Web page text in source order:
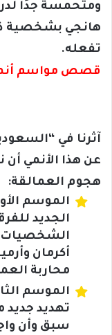
ومتحمسة جدًا
هانجي بشخصية
تفعله.
قصص مواسم
آثرنا في
عن هذا الأنمي
هجوم العمالقة:
الموسم
الجديد
الشخصيات
أكرمان
محاربة
الموسم
تهديد جديد
سبق وأن